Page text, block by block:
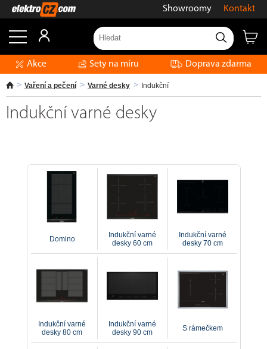
Showroomy Kontakt
Akce Sety na míru Doprava zdarma
Vaření a pečení Varné desky Indukční
Indukční varné desky
Domino
Indukční varné
desky 60 cm
Indukční varné
desky 70 cm
Indukční varné
desky 80 cm
Indukční varné
desky 90 cm
S rámečkem